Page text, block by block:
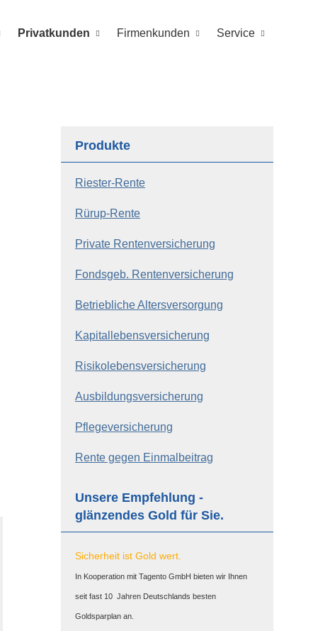
Privatkunden Firmenkunden Service
Produkte
Riester-Rente
Rürup-Rente
Private Rentenversicherung
Fondsgeb. Rentenversicherung
Betriebliche Altersversorgung
Ka­pi­tal­le­bens­ver­si­che­rung
Risiko­lebens­ver­si­che­rung
Aus­bil­dungs­ver­si­che­rung
Pflege­ver­si­che­rung
Rente gegen Einmalbeitrag
Unsere Empfehlung -
glänzendes Gold für Sie.
Sicherheit ist Gold wert.
In Kooperation mit Tagento GmbH bieten wir Ihnen
seit fast 10 Jahren Deutschlands besten
Goldsparplan an.